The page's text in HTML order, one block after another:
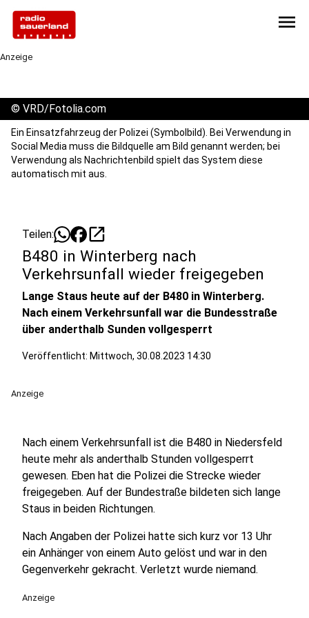
menu
Anzeige
© VRD/Fotolia.com
Ein Einsatzfahrzeug der Polizei (Symbolbild). Bei Verwendung in
Social Media muss die Bildquelle am Bild genannt werden; bei
Verwendung als Nachrichtenbild spielt das System diese
automatisch mit aus.
Teilen: open_in_new
B480 in Winterberg nach
Verkehrsunfall wieder freigegeben
Lange Staus heute auf der B480 in Winterberg.
Nach einem Verkehrsunfall war die Bundesstraße
über anderthalb Sunden vollgesperrt
Veröffentlicht: Mittwoch, 30.08.2023 14:30
Anzeige
Nach einem Verkehrsunfall ist die B480 in Niedersfeld
heute mehr als anderthalb Stunden vollgesperrt
gewesen. Eben hat die Polizei die Strecke wieder
freigegeben. Auf der Bundestraße bildeten sich lange
Staus in beiden Richtungen.
Nach Angaben der Polizei hatte sich kurz vor 13 Uhr
ein Anhänger von einem Auto gelöst und war in den
Gegenverkehr gekracht. Verletzt wurde niemand.
Anzeige